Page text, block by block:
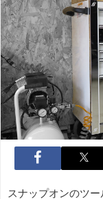
スナップオンのツ